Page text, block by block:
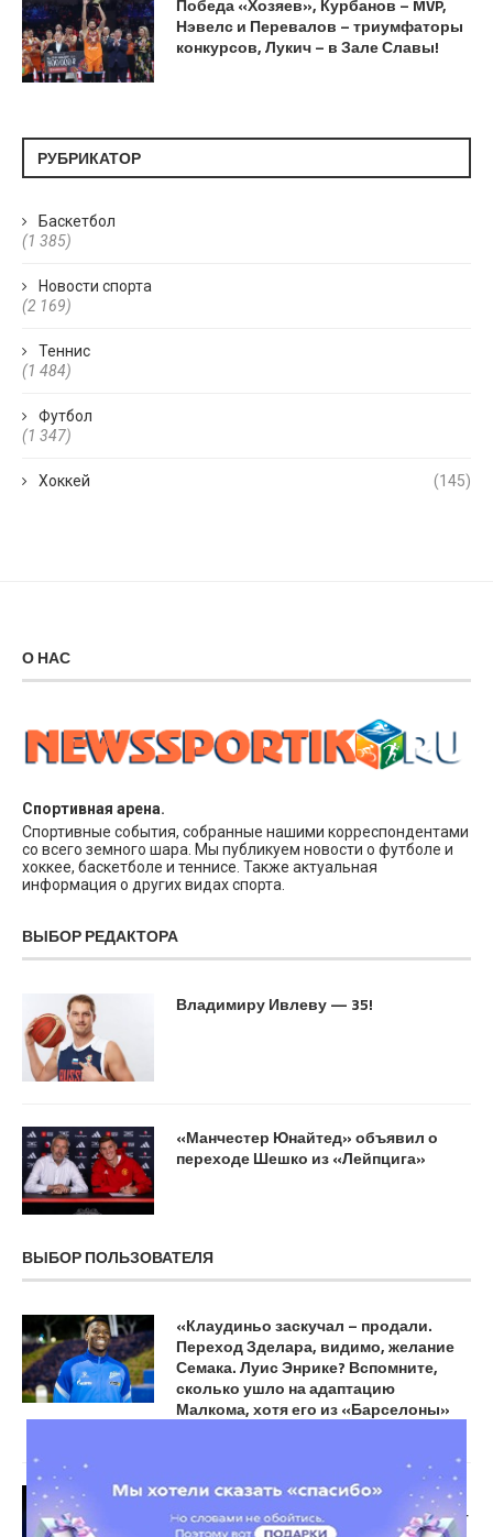
Победа «Хозяев», Курбанов – MVP,
Нэвелс и Перевалов – триумфаторы
конкурсов, Лукич – в Зале Славы!
РУБРИКАТОР
Баскетбол
(1 385)
Новости спорта
(2 169)
Теннис
(1 484)
Футбол
(1 347)
Хоккей (145)
О НАС
Спортивная арена.
Спортивные события, собранные нашими корреспондентами
со всего земного шара. Мы публикуем новости о футболе и
хоккее, баскетболе и теннисе. Также актуальная
информация о других видах спорта.
ВЫБОР РЕДАКТОРА
Владимиру Ивлеву — 35!
«Манчестер Юнайтед» объявил о
переходе Шешко из «Лейпцига»
ВЫБОР ПОЛЬЗОВАТЕЛЯ
«Клаудиньо заскучал – продали.
Переход Зделара, видимо, желание
Семака. Луис Энрике? Вспомните,
сколько ушло на адаптацию
Малкома, хотя его из «Барселоны»
Первая и 34-я ракетки мира Арина
Соболенко и Лоис Буассон пропустят